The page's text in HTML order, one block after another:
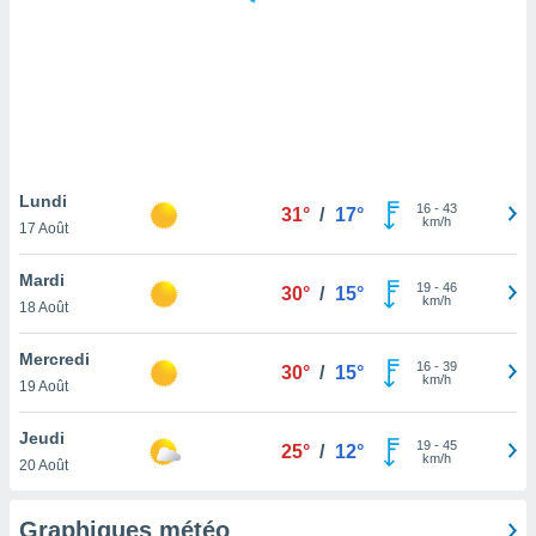
notre
que
et que
Lundi
17 Août
31° / 17° 16- 43
km/h
Mardi
18 Août
30° / 15° 19- 46
km/h
Mercredi
19 Août
30° / 15° 16- 39
km/h
Jeudi
20 Août
25° / 12° 19- 45
km/h
Graphiques météo